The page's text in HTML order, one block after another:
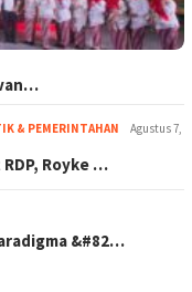
& PEMERINTAHAN
Agustus 7,
Royke …
&#82…